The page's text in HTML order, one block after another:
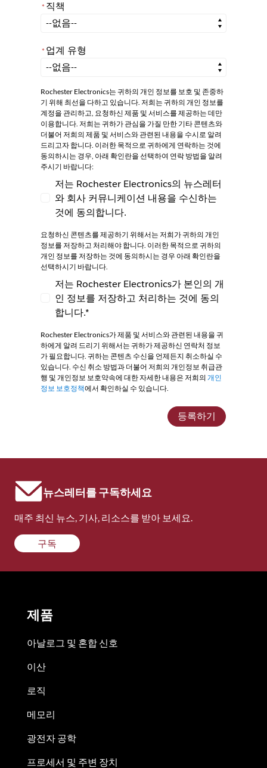
* 직책
직책
* 업계 유형
업계 유형
Rochester Electronics는 귀하의 개인 정보를 보호 및 존중하
기 위해 최선을 다하고 있습니다. 저희는 귀하의 개인 정보를
계정을 관리하고, 요청하신 제품 및 서비스를 제공하는 데만
이용합니다. 저희는 귀하가 관심을 가질 만한 기타 콘텐츠와
더불어 저희의 제품 및 서비스와 관련된 내용을 수시로 알려
드리고자 합니다. 이러한 목적으로 귀하에게 연락하는 것에
동의하시는 경우, 아래 확인란을 선택하여 연락 방법을 알려
주시기 바랍니다:
저는 Rochester Electronics의 뉴스레터와 회사
저는 Rochester Electronics의 뉴스레터
와 회사 커뮤니케이션 내용을 수신하는
것에 동의합니다.
요청하신 콘텐츠를 제공하기 위해서는 저희가 귀하의 개인
정보를 저장하고 처리해야 합니다. 이러한 목적으로 귀하의
개인 정보를 저장하는 것에 동의하시는 경우 아래 확인란을
선택하시기 바랍니다.
저는 Rochester Electronics가 본인의 개인 정보
저는 Rochester Electronics가 본인의 개
인 정보를 저장하고 처리하는 것에 동의
합니다.*
Rochester Electronics가 제품 및 서비스와 관련된 내용을 귀
하에게 알려 드리기 위해서는 귀하가 제공하신 연락처 정보
가 필요합니다. 귀하는 콘텐츠 수신을 언제든지 취소하실 수
있습니다. 수신 취소 방법과 더불어 저희의 개인정보 취급관
행 및 개인정보 보호약속에 대한 자세한 내용은 저희의 개인
정보 보호정책에서 확인하실 수 있습니다.
등록하기
뉴스레터를 구독하세요
매주 최신 뉴스, 기사, 리소스를 받아 보세요.
구독
제품
아날로그 및 혼합 신호
이산
로직
메모리
광전자 공학
프로세서 및 주변 장치